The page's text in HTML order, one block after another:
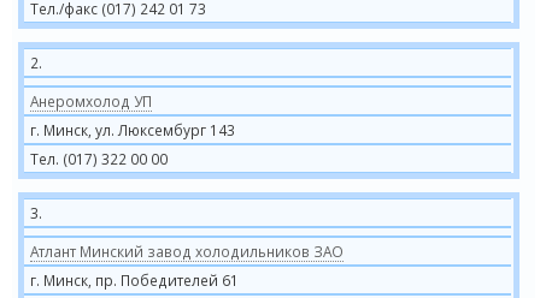
Тел./факс (017) 242 01 73
2.
Анеромхолод УП
г. Минск, ул. Люксембург 143
Тел. (017) 322 00 00
3.
Атлант Минский завод холодильников ЗАО
г. Минск, пр. Победителей 61